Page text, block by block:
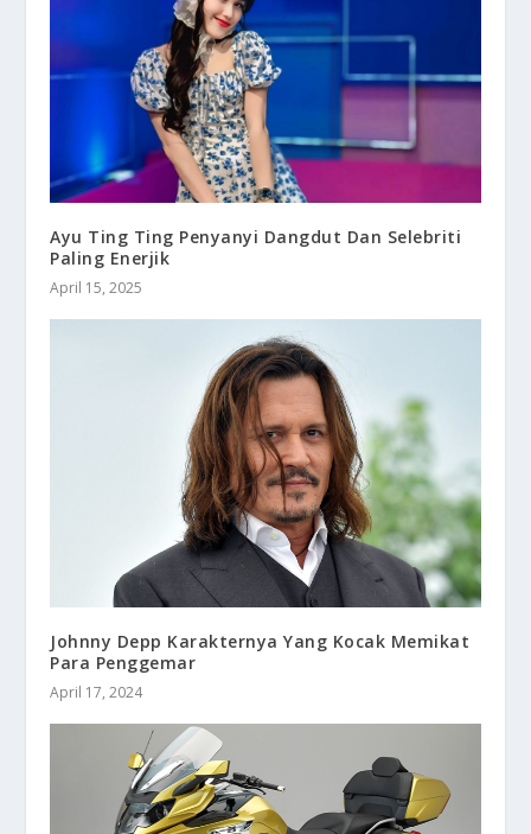
Ayu Ting Ting Penyanyi Dangdut Dan Selebriti
Paling Enerjik
April 15, 2025
Johnny Depp Karakternya Yang Kocak Memikat
Para Penggemar
April 17, 2024